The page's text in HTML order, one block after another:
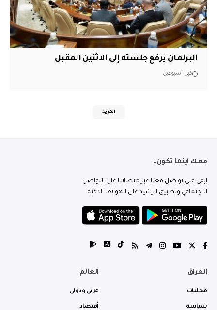
البرلمان يرفع جلسته إلى الاثنين المقبل
قبل أسبوعين
المزيد
معك اينما تكون..
ابقى على تواصل معنا عبر منصاتنا على التواصل
الاجتماعي وتطبيق الرشيد على الهواتف الذكية.
العراق
محليات
سياسة
العالم
عربي ودولي
أقتصاد